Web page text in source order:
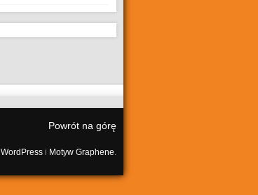
Powrót na górę
WordPress i Motyw Graphene